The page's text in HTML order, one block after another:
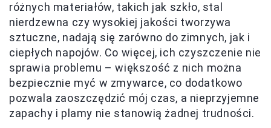
różnych materiałów, takich jak szkło, stal
nierdzewna czy wysokiej jakości tworzywa
sztuczne, nadają się zarówno do zimnych, jak i
ciepłych napojów. Co więcej, ich czyszczenie nie
sprawia problemu – większość z nich można
bezpiecznie myć w zmywarce, co dodatkowo
pozwala zaoszczędzić mój czas, a nieprzyjemne
zapachy i plamy nie stanowią żadnej trudności.